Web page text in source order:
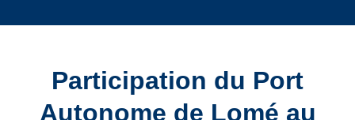
Participation du Port
Autonome de Lomé au